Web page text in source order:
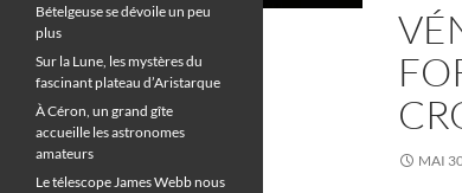
MAI
Bételgeuse se dévoile un peu
plus
Sur la Lune, les mystères du
fascinant plateau d’Aristarque
À Céron, un grand gîte
accueille les astronomes
amateurs
Le télescope James Webb nous